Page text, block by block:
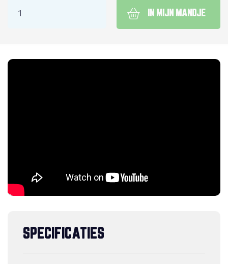
IN MIJN MANDJE
SPECIFICATIES